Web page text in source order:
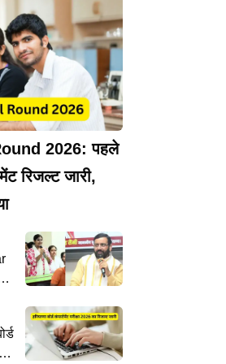
2026: पहले
रिजल्ट जारी,